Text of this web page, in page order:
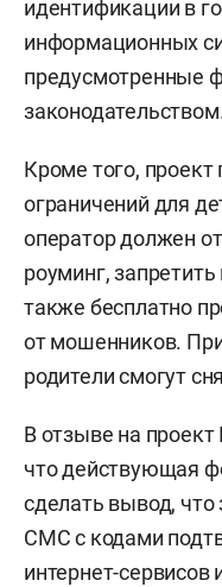
идентификации в
информационных
предусмотренные
Кроме того, проект
ограничений для
оператор должен
роуминг,
также бесплатно
от мошенников.
родители смогут
В отзыве на
что действующая
сделать вывод, что
СМС с кодами
интернет-